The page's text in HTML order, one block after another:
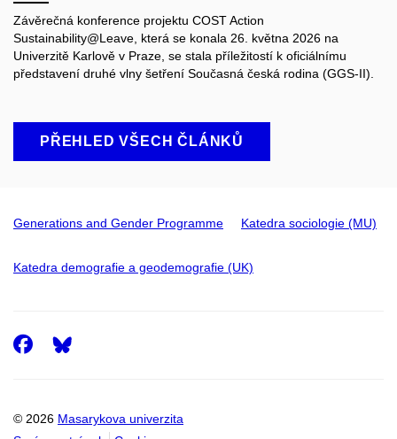
Závěrečná konference projektu COST Action
Sustainability@Leave, která se konala 26. května 2026 na
Univerzitě Karlově v Praze, se stala příležitostí k oficiálnímu
představení druhé vlny šetření Současná česká rodina (GGS-II).
PŘEHLED VŠECH ČLÁNKŮ
Generations and Gender Programme Katedra sociologie (MU)
Katedra demografie a geodemografie (UK)
© 2026 Masarykova univerzita
Facebook